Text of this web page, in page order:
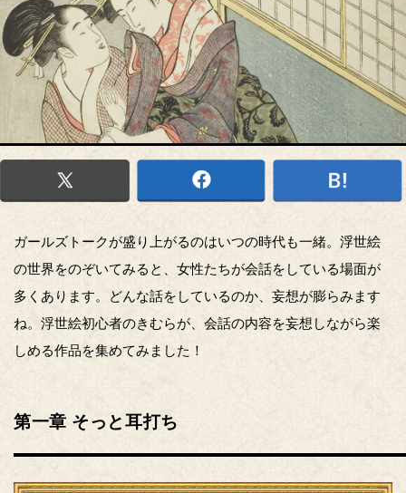
ガールズトークが盛り上がるのはいつの時代も一緒。浮世絵
の世界をのぞいてみると、女性たちが会話をしている場面が
多くあります。どんな話をしているのか、妄想が膨らみます
ね。浮世絵初心者のきむらが、会話の内容を妄想しながら楽
しめる作品を集めてみました！
第一章 そっと耳打ち